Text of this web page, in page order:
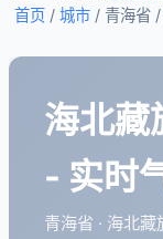
首页 / 城市 / 青海省 /
海北藏
- 实时
青海省 · 海北藏